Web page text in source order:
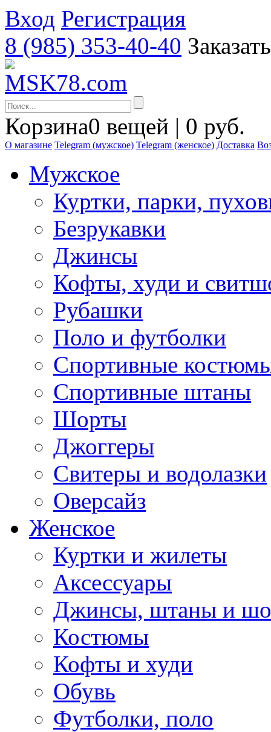
Вход Регистрация
8 (985) 353-40-40
Корзина0 вещей | 0 руб.
О магазине Telegram (мужское) Telegram (женское) Доставка
Мужское
Куртки, парки,
Безрукавки
Джинсы
Кофты, худи и
Рубашки
Поло и футболки
Спортивные
Спортивные штаны
Шорты
Джоггеры
Свитеры и водолазки
Оверсайз
Женское
Куртки и жилеты
Аксессуары
Джинсы, штаны и
Костюмы
Кофты и худи
Обувь
Футболки, поло